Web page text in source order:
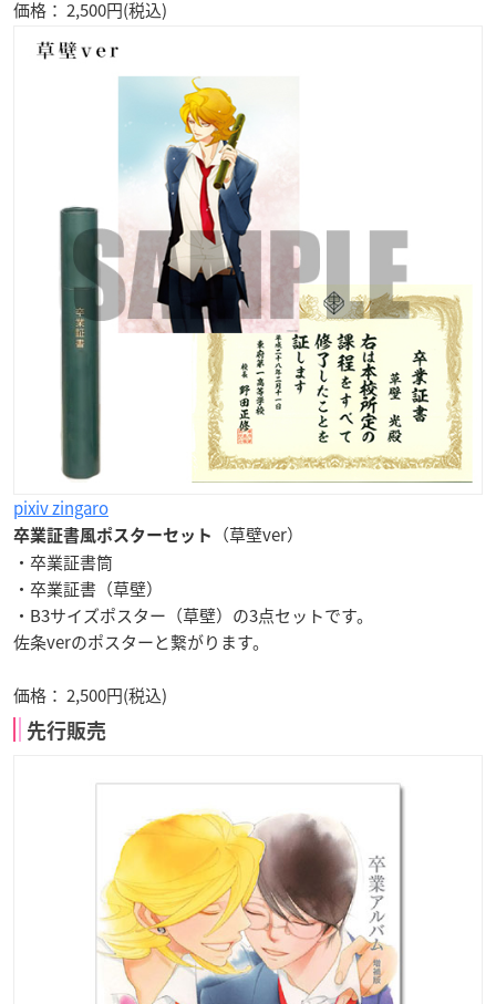
価格： 2,500円(税込)
pixiv zingaro
卒業証書風ポスターセット
（草壁ver）
・卒業証書筒
・卒業証書（草壁）
・B3サイズポスター（草壁）の3点セットです。
佐条verのポスターと繋がります。
価格： 2,500円(税込)
先行販売